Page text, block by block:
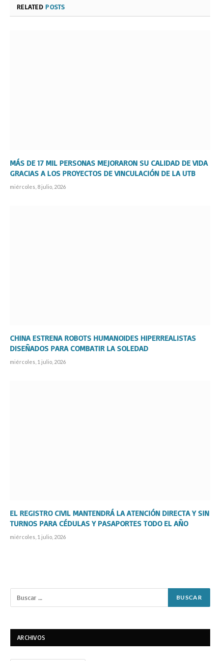
RELATED POSTS
MÁS DE 17 MIL PERSONAS MEJORARON SU CALIDAD DE VIDA
GRACIAS A LOS PROYECTOS DE VINCULACIÓN DE LA UTB
miércoles, 8 julio, 2026
CHINA ESTRENA ROBOTS HUMANOIDES HIPERREALISTAS
DISEÑADOS PARA COMBATIR LA SOLEDAD
miércoles, 1 julio, 2026
EL REGISTRO CIVIL MANTENDRÁ LA ATENCIÓN DIRECTA Y SIN
TURNOS PARA CÉDULAS Y PASAPORTES TODO EL AÑO
miércoles, 1 julio, 2026
ARCHIVOS